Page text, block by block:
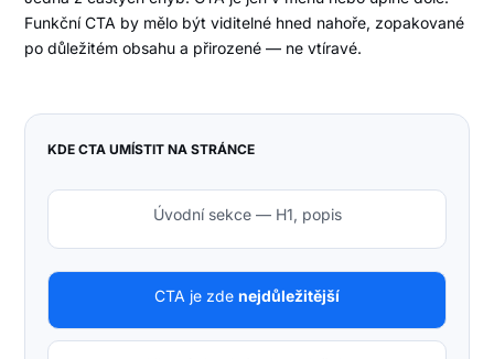
Funkční CTA by mělo být viditelné hned nahoře, zopakované
po důležitém obsahu a přirozené — ne vtíravé.
KDE CTA UMÍSTIT NA STRÁNCE
Úvodní sekce — H1, popis
CTA je zde nejdůležitější